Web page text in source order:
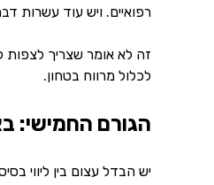
רפואיים. ויש עוד עשרות
זה לא אומר שצריך לצפות
לכלול מרווח בטחון.
הגורם החמישי:
יש הבדל עצום בין ליווי